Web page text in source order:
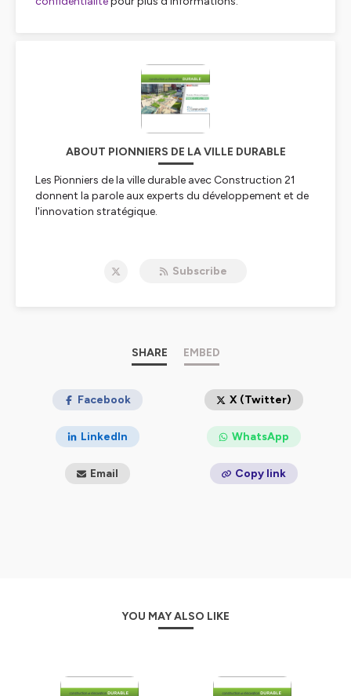
ABOUT PIONNIERS DE LA VILLE DURABLE
Les Pionniers de la ville durable avec Construction 21
donnent la parole aux experts du développement et de
l'innovation stratégique.
Hébergé par Ausha. Visitez ausha.co/politique-de-
Subscribe
SHARE EMBED
Facebook X (Twitter)
LinkedIn WhatsApp
Email Copy link
YOU MAY ALSO LIKE